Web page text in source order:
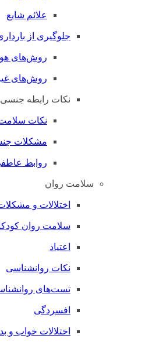
علائم شایع
جلوگیری از
روش‌های
روش‌های
نکات رابطه جنسی
نکات
مشکلات
روابط
سلامت روان
اختلالات و
سلامت روان
اعتیاد
نکات روانشناسی
تست‌های
افسردگی
اختلالات خواب و